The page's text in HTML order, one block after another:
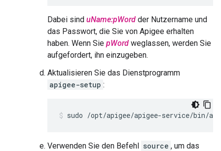
Dabei sind uName:pWord der Nutzername und
das Passwort, die Sie von Apigee erhalten
haben. Wenn Sie pWord weglassen, werden Sie
aufgefordert, ihn einzugeben.
Aktualisieren Sie das Dienstprogramm
apigee-setup :
sudo /opt/apigee/apigee-service/bin/
Verwenden Sie den Befehl source , um das